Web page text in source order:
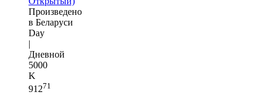
Произведено
в Беларуси
Day
|
Дневной
5000
K
91271